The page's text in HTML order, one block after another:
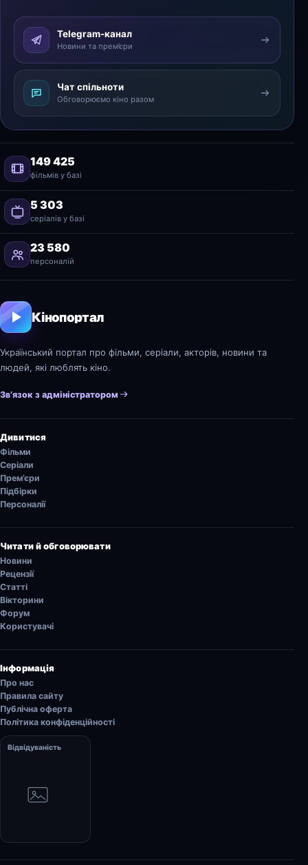
Telegram-канал
Новини та прем’єри
Чат спільноти
Обговорюємо кіно разом
149 425
фільмів у базі
5 303
серіалів у базі
23 580
персоналій
Кінопортал
Український портал про фільми, серіали, акторів, новини та
людей, які люблять кіно.
Зв’язок з адміністратором
Дивитися
Фільми
Серіали
Прем’єри
Підбірки
Персоналії
Читати й обговорювати
Новини
Рецензії
Статті
Вікторини
Форум
Користувачі
Інформація
Про нас
Правила сайту
Публічна оферта
Політика конфіденційності
Відвідуваність